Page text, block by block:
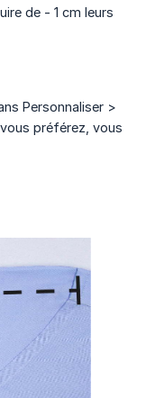
de - 1 cm leurs
Personnaliser >
préférez, vous